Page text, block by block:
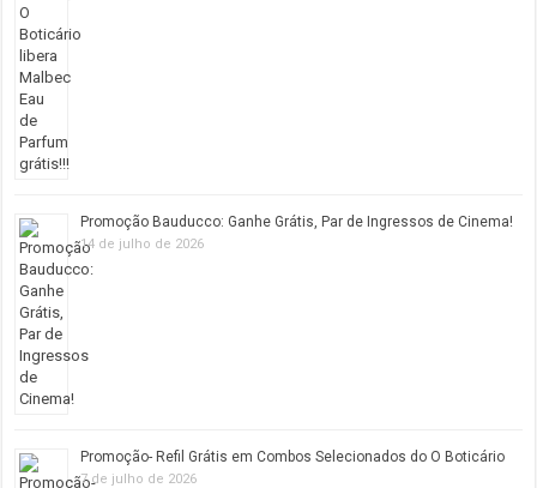
Promoção Bauducco: Ganhe Grátis, Par de Ingressos de Cinema!
14 de julho de 2026
Promoção- Refil Grátis em Combos Selecionados do O Boticário
7 de julho de 2026